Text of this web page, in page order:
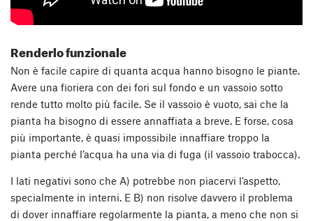
Renderlo funzionale
Non è facile capire di quanta acqua hanno bisogno le piante.
Avere una fioriera con dei fori sul fondo e un vassoio sotto
rende tutto molto più facile. Se il vassoio è vuoto, sai che la
pianta ha bisogno di essere annaffiata a breve. E forse, cosa
più importante, è quasi impossibile innaffiare troppo la
pianta perché l’acqua ha una via di fuga (il vassoio trabocca).
I lati negativi sono che A) potrebbe non piacervi l’aspetto,
specialmente in interni. E B) non risolve davvero il problema
di dover innaffiare regolarmente la pianta, a meno che non si